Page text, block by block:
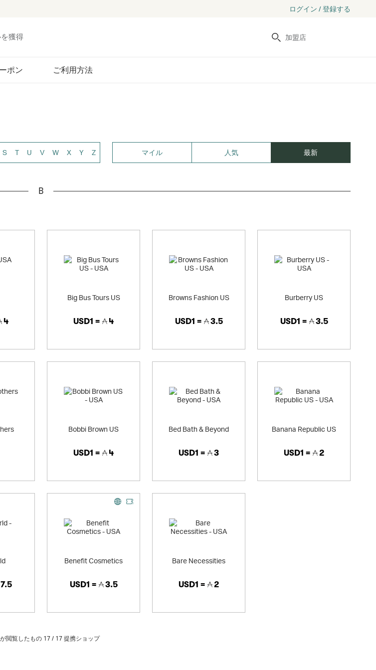
ログイン / 登録する
獲得 検索
ポン ご利用方法
S T U V W X Y Z マイル 人気 最新
B
4
Big Bus Tours US
USD1 = 4
Browns Fashion US
USD1 = 3.5
Burberry US
USD1 = 3.5
Bobbi Brown US
USD1 = 4
Bed Bath & Beyond
USD1 = 3
Banana Republic US
USD1 = 2
Benefit Cosmetics
USD1 = 3.5
Bare Necessities
USD1 = 2
閲覧したもの 17 / 17 提携ショップ